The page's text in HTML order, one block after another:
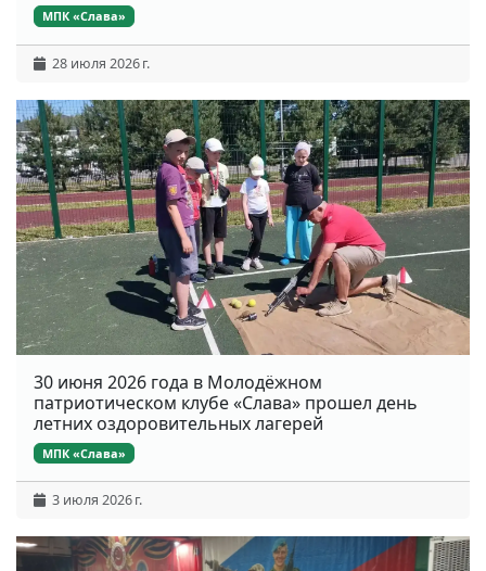
МПК «Слава»
28 июля 2026 г.
30 июня 2026 года в Молодёжном
патриотическом клубе «Слава» прошел день
летних оздоровительных лагерей
МПК «Слава»
3 июля 2026 г.